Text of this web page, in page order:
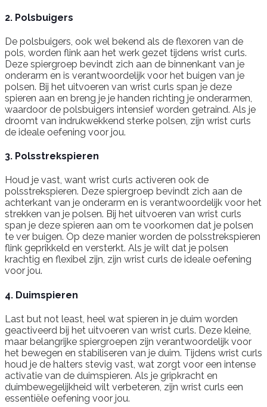
2. Polsbuigers
De polsbuigers, ook wel bekend als de flexoren van de
pols, worden flink aan het werk gezet tijdens wrist curls.
Deze spiergroep bevindt zich aan de binnenkant van je
onderarm en is verantwoordelijk voor het buigen van je
polsen. Bij het uitvoeren van wrist curls span je deze
spieren aan en breng je je handen richting je onderarmen,
waardoor de polsbuigers intensief worden getraind. Als je
droomt van indrukwekkend sterke polsen, zijn wrist curls
de ideale oefening voor jou.
3. Polsstrekspieren
Houd je vast, want wrist curls activeren ook de
polsstrekspieren. Deze spiergroep bevindt zich aan de
achterkant van je onderarm en is verantwoordelijk voor het
strekken van je polsen. Bij het uitvoeren van wrist curls
span je deze spieren aan om te voorkomen dat je polsen
te ver buigen. Op deze manier worden de polsstrekspieren
flink geprikkeld en versterkt. Als je wilt dat je polsen
krachtig en flexibel zijn, zijn wrist curls de ideale oefening
voor jou.
4. Duimspieren
Last but not least, heel wat spieren in je duim worden
geactiveerd bij het uitvoeren van wrist curls. Deze kleine,
maar belangrijke spiergroepen zijn verantwoordelijk voor
het bewegen en stabiliseren van je duim. Tijdens wrist curls
houd je de halters stevig vast, wat zorgt voor een intense
activatie van de duimspieren. Als je gripkracht en
duimbewegelijkheid wilt verbeteren, zijn wrist curls een
essentiële oefening voor jou.